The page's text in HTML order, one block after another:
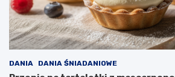
DANIA DANIA ŚNIADANIOWE